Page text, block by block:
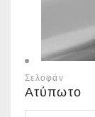
Σελοφάν
Ατύπωτο